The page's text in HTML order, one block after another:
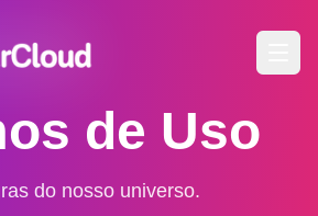
de Uso
do nosso universo.